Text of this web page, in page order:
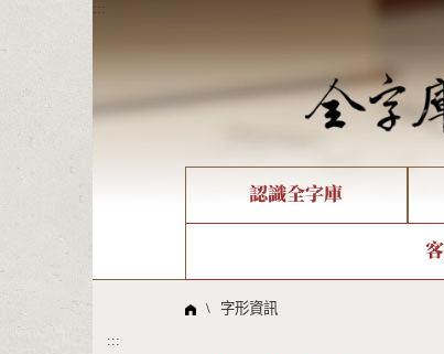
:::
認識全字庫
線上教學
倉頡查詢
問題集
\ 字形資訊
:::